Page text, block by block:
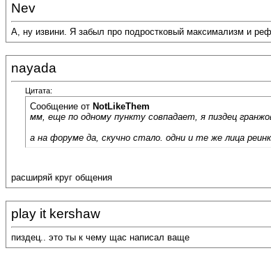
Nev
А, ну извини. Я забыл про подростковый максимализм и
nayada
Цитата:
Сообщение от NotLikeThem
мм, еще по одному пункту совпадает, я пиздец
а на форуме да, скучно стало. одни и те же лица
расширяй круг общения
play it kershaw
пиздец.. это ты к чему щас написал ваще